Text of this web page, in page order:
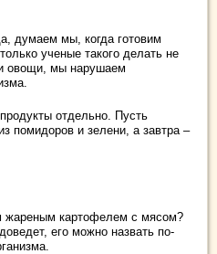
думаем мы, когда готовим
ученые такого делать не
овощи, мы нарушаем
отдельно. Пусть
помидоров и зелени, а завтра –
жареным картофелем с мясом?
его можно назвать по-